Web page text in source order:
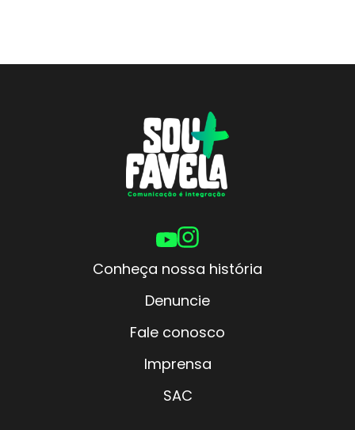
Conheça nossa história
Denuncie
Fale conosco
Imprensa
SAC